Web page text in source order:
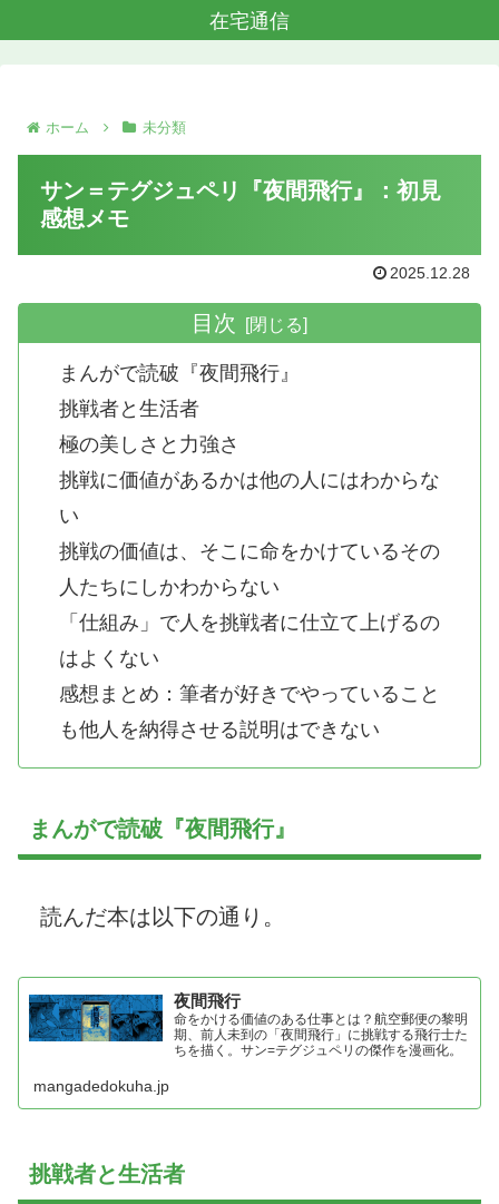
在宅通信
ホーム 未分類
サン＝テグジュペリ『夜間飛行』：初見
感想メモ
2025.12.28
目次
まんがで読破『夜間飛行』
挑戦者と生活者
極の美しさと力強さ
挑戦に価値があるかは他の人にはわからな
い
挑戦の価値は、そこに命をかけているその
人たちにしかわからない
「仕組み」で人を挑戦者に仕立て上げるの
はよくない
感想まとめ：筆者が好きでやっていること
も他人を納得させる説明はできない
まんがで読破『夜間飛行』
読んだ本は以下の通り。
夜間飛行
命をかける価値のある仕事とは？航空郵便の黎明
期、前人未到の「夜間飛行」に挑戦する飛行士た
ちを描く。サン=テグジュペリの傑作を漫画化。
mangadedokuha.jp
挑戦者と生活者